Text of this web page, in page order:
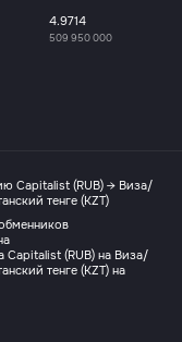
4.9714
509 950 000
Capitalist (RUB) → Виза/
тенге (KZT)
(RUB) на Виза/
тенге (KZT) на